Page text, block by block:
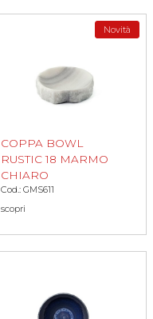
Novità
COPPA BOWL
RUSTIC 18 MARMO
CHIARO
Cod.: GMS611
scopri